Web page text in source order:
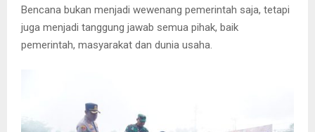
Bencana bukan menjadi wewenang pemerintah saja, tetapi
juga menjadi tanggung jawab semua pihak, baik
pemerintah, masyarakat dan dunia usaha.